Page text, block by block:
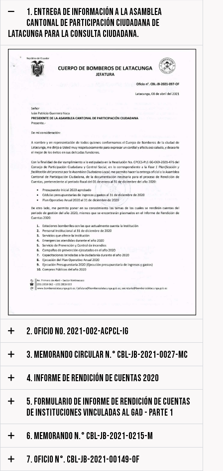
1. ENTREGA DE INFORMACIÓN A LA ASAMBLEA
CANTONAL DE PARTICIPACIÓN CIUDADANA DE
LATACUNGA PARA LA CONSULTA CIUDADANA.
2. OFICIO NO. 2021-002-ACPCL-IG
3. MEMORANDO CIRCULAR N.° CBL-JB-2021-0027-MC
4. INFORME DE RENDICIÓN DE CUENTAS 2020
5. FORMULARIO DE INFORME DE RENDICIÓN DE CUENTAS
DE INSTITUCIONES VINCULADAS AL GAD - PARTE 1
6. MEMORANDO N.° CBL-JB-2021-0215-M
7. OFICIO N°. CBL-JB-2021-00149-OF